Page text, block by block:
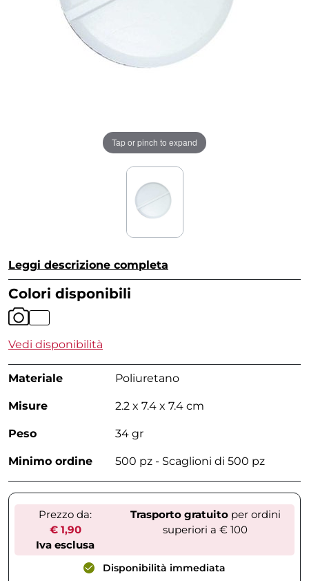
Tap or pinch to expand
Leggi descrizione completa
Colori disponibili
Vedi disponibilità
Materiale Poliuretano
Misure 2.2 x 7.4 x 7.4 cm
Peso 34 gr
Minimo ordine 500 pz - Scaglioni di 500 pz
Prezzo da:
€ 1,90
Iva esclusa
Trasporto gratuitoper ordini
superiori a € 100
Disponibilità immediata